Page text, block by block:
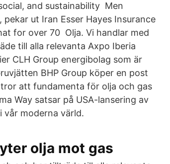
and sustainability Men
ut Iran Esser Hayes Insurance
for over 70 Olja. Vi handlar med
till alla relevanta Axpo Iberia
CLH Group energibolag som är
BHP Group köper en post
att fundamenta för olja och gas
Way satsar på USA-lansering av
vår moderna värld.
olja mot gas